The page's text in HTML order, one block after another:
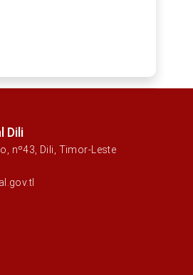
Dili
nº43, Dili, Timor-Leste